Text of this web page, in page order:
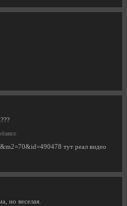
тут реал видео
но веселая.